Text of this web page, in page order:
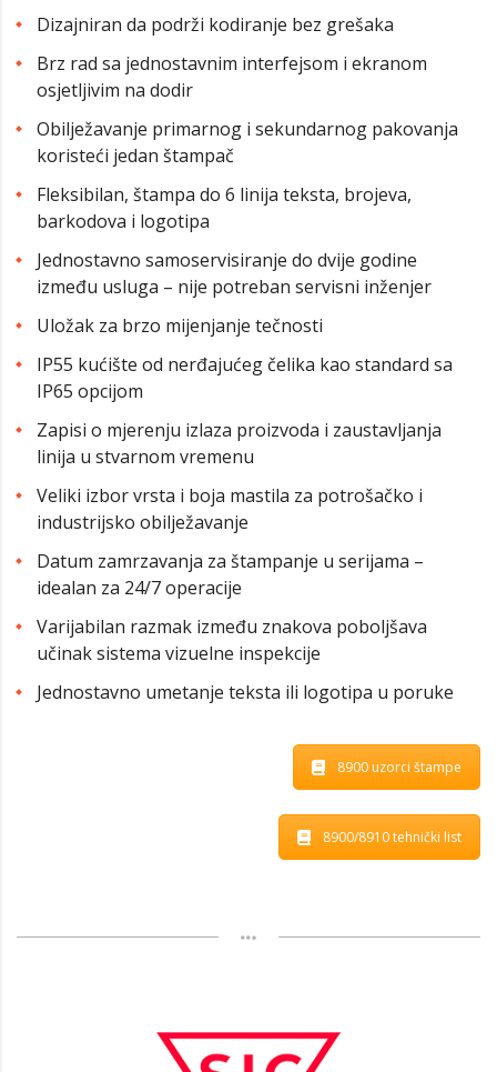
Dizajniran da podrži kodiranje bez grešaka
Brz rad sa jednostavnim interfejsom i ekranom
osjetljivim na dodir
Obilježavanje primarnog i sekundarnog pakovanja
koristeći jedan štampač
Fleksibilan, štampa do 6 linija teksta, brojeva,
barkodova i logotipa
Jednostavno samoservisiranje do dvije godine
između usluga – nije potreban servisni inženjer
Uložak za brzo mijenjanje tečnosti
IP55 kućište od nerđajućeg čelika kao standard sa
IP65 opcijom
Zapisi o mjerenju izlaza proizvoda i zaustavljanja
linija u stvarnom vremenu
Veliki izbor vrsta i boja mastila za potrošačko i
industrijsko obilježavanje
Datum zamrzavanja za štampanje u serijama –
idealan za 24/7 operacije
Varijabilan razmak između znakova poboljšava
učinak sistema vizuelne inspekcije
Jednostavno umetanje teksta ili logotipa u poruke
8900 uzorci štampe
8900/8910 tehnički list